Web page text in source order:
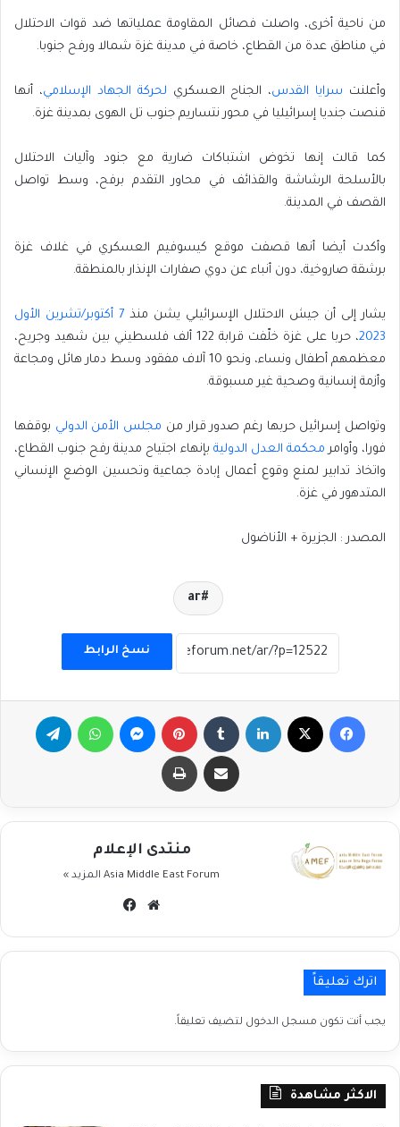
من ناحية أخرى، واصلت فصائل المقاومة عملياتها ضد قوات الاحتلال
في مناطق عدة من القطاع، خاصة في مدينة غزة شمالا ورفح جنوبا.
وأعلنت سرايا القدس، الجناح العسكري لحركة الجهاد الإسلامي، أنها
قنصت جنديا إسرائيليا في محور نتساريم جنوب تل الهوى بمدينة غزة.
كما قالت إنها تخوض اشتباكات ضارية مع جنود وآليات الاحتلال
بالأسلحة الرشاشة والقذائف في محاور التقدم برفح، وسط تواصل
القصف في المدينة.
وأكدت أيضا أنها قصفت موقع كيسوفيم العسكري في غلاف غزة
برشقة صاروخية، دون أنباء عن دوي صفارات الإنذار بالمنطقة.
يشار إلى أن جيش الاحتلال الإسرائيلي يشن منذ
7 أكتوبر/تشرين الأول
2023
، حربا على غزة خلّفت قرابة 122 ألف فلسطيني بين شهيد وجريح،
معظمهم أطفال ونساء، ونحو 10 آلاف مفقود وسط دمار هائل ومجاعة
وأزمة إنسانية وصحية غير مسبوقة.
وتواصل إسرائيل حربها رغم صدور قرار من مجلس الأمن الدولي بوقفها
فورا، وأوامر محكمة العدل الدولية بإنهاء اجتياح مدينة رفح جنوب القطاع،
واتخاذ تدابير لمنع وقوع أعمال إبادة جماعية وتحسين الوضع الإنساني
المتدهور في غزة.
المصدر : الجزيرة + الأناضول
ar
نسخ الرابط
فيسبوك لينكدإن بينتيريست ماسنجر واتساب تيلقرام
مشاركة عبر البريد طباعة
منتدى الإعلام
Asia Middle East Forum المزيد »
موقع
اترك تعليقاً
يجب أنت تكون مسجل الدخول لتضيف تعليقاً.
الاكثر مشاهدة